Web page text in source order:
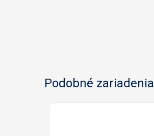
Podobné zariadenia